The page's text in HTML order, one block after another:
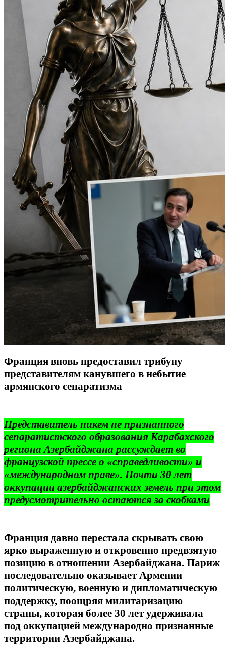
Франция вновь предоставил трибуну
представителям канувшего в небытие
армянского сепаратизма
Представитель никем не признанного
сепаратистского образования Карабахского
региона Азербайджана рассуждает во
французской прессе о «справедливости» и
«международном праве». Почти 30 лет
оккупации азербайджанских земель при этом
предусмотрительно остаются за скобками
Франция давно перестала скрывать свою
ярко выраженную и откровенно предвзятую
позицию в отношении Азербайджана. Париж
последовательно оказывает Армении
политическую, военную и дипломатическую
поддержку, поощряя милитаризацию
страны, которая более 30 лет удерживала
под оккупацией международно признанные
территории Азербайджана.